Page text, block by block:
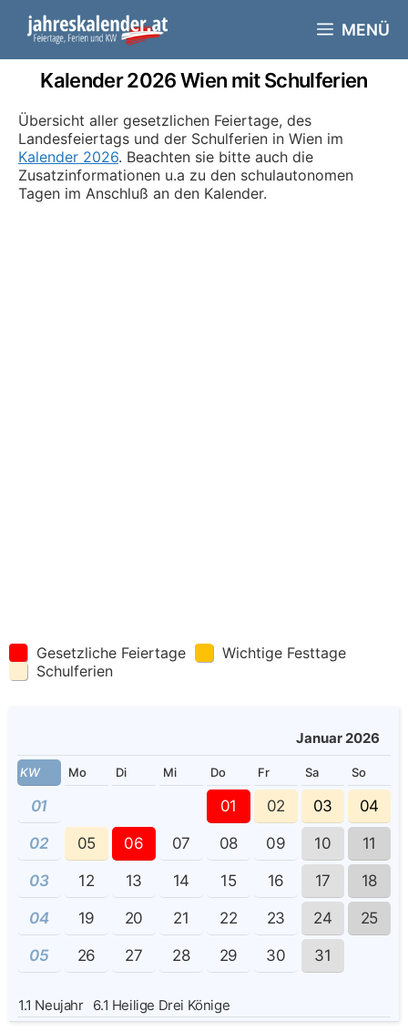
content
MENÜ
Kalender 2026 Wien mit Schulferien
Übersicht aller gesetzlichen Feiertage, des
Landesfeiertags und der Schulferien in Wien im
Kalender 2026. Beachten sie bitte auch die
Zusatzinformationen u.a zu den schulautonomen
Tagen im Anschluß an den Kalender.
Gesetzliche Feiertage
Wichtige Festtage
Schulferien
Januar 2026
KW Mo Di Mi Do Fr Sa So
01 01 02 03 04
02 05 06 07 08 09 10 11
03 12 13 14 15 16 17 18
04 19 20 21 22 23 24 25
05 26 27 28 29 30 31
1.1 Neujahr 6.1 Heilige Drei Könige